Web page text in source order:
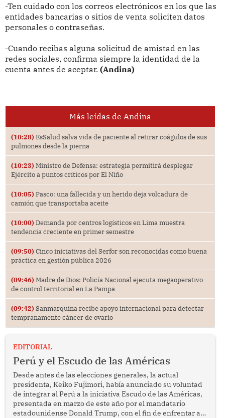
-Ten cuidado con los correos electrónicos en los que las
entidades bancarias o sitios de venta soliciten datos
personales o contraseñas.
-Cuando recibas alguna solicitud de amistad en las
redes sociales, confirma siempre la identidad de la
cuenta antes de aceptar. (Andina)
Más leídas de Andina
(10:28) EsSalud salva vida de paciente al retirar coágulos de sus
pulmones desde la pierna
(10:23) Ministro de Defensa: estrategia permitirá desplegar
Ejército a puntos críticos por El Niño
(10:05) Pasco: una fallecida y un herido deja volcadura de
camión que transportaba aceite
(10:00) Demanda por centros logísticos en Lima muestra
tendencia creciente en primer semestre
(09:50) Cinco iniciativas del Serfor son reconocidas como buena
práctica en gestión pública 2026
(09:46) Madre de Dios: Policía Nacional ejecuta megaoperativo
de control territorial en La Pampa
(09:42) Sanmarquina recibe apoyo internacional para detectar
tempranamente cáncer de ovario
EDITORIAL
Perú y el Escudo de las Américas
Desde antes de las elecciones generales, la actual
presidenta, Keiko Fujimori, había anunciado su voluntad
de integrar al Perú a la iniciativa Escudo de las Américas,
presentada en marzo de este año por el mandatario
estadounidense Donald Trump, con el fin de enfrentar al